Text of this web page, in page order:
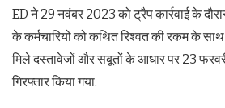
ED ने 29 नवंबर 2023 को ट्रैप कार्रवाई के
के कर्मचारियों को कथित रिश्वत की रकम के साथ
मिले दस्तावेजों और सबूतों के आधार पर 23
गिरफ्तार किया गया.